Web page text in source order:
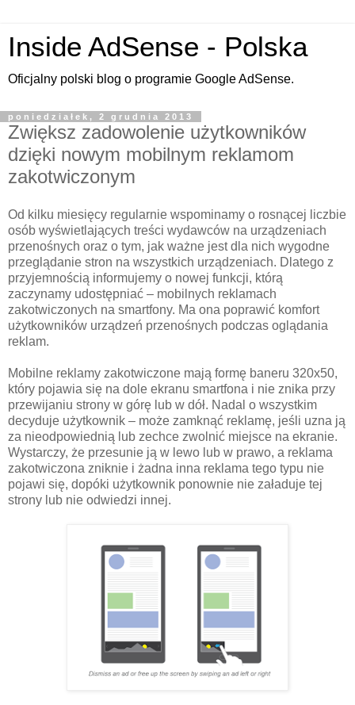
Inside AdSense - Polska
Oficjalny polski blog o programie Google AdSense.
poniedziałek, 2 grudnia 2013
Zwiększ zadowolenie użytkowników
dzięki nowym mobilnym reklamom
zakotwiczonym
Od kilku miesięcy regularnie wspominamy o rosnącej liczbie
osób wyświetlających treści wydawców na urządzeniach
przenośnych oraz o tym, jak ważne jest dla nich wygodne
przeglądanie stron na wszystkich urządzeniach. Dlatego z
przyjemnością informujemy o nowej funkcji, którą
zaczynamy udostępniać – mobilnych reklamach
zakotwiczonych na smartfony. Ma ona poprawić komfort
użytkowników urządzeń przenośnych podczas oglądania
reklam.
Mobilne reklamy zakotwiczone mają formę baneru 320x50,
który pojawia się na dole ekranu smartfona i nie znika przy
przewijaniu strony w górę lub w dół. Nadal o wszystkim
decyduje użytkownik – może zamknąć reklamę, jeśli uzna ją
za nieodpowiednią lub zechce zwolnić miejsce na ekranie.
Wystarczy, że przesunie ją w lewo lub w prawo, a reklama
zakotwiczona zniknie i żadna inna reklama tego typu nie
pojawi się, dopóki użytkownik ponownie nie załaduje tej
strony lub nie odwiedzi innej.